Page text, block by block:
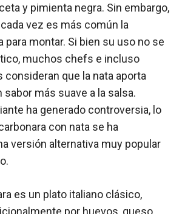
y pimienta negra. Sin embargo,
vez es más común la
para montar. Si bien su uso no se
muchos chefs e incluso
consideran que la nata aporta
más suave a la salsa.
ha generado controversia, lo
con nata se ha
versión alternativa muy popular
es un plato italiano clásico,
por huevos, queso